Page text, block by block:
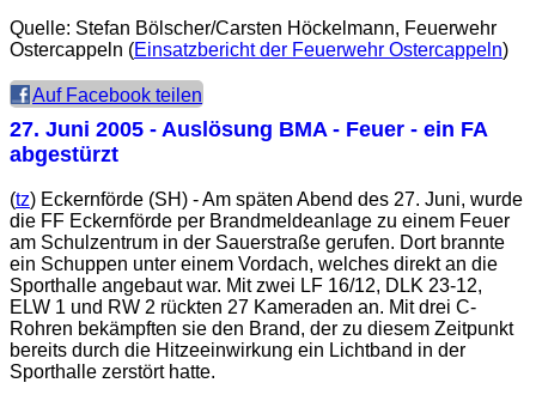
Quelle: Stefan Bölscher/Carsten Höckelmann, Feuerwehr
Ostercappeln (Einsatzbericht der Feuerwehr Ostercappeln)
Auf Facebook teilen
27. Juni 2005 - Auslösung BMA - Feuer - ein FA
abgestürzt
(tz) Eckernförde (SH) - Am späten Abend des 27. Juni, wurde
die FF Eckernförde per Brandmeldeanlage zu einem Feuer
am Schulzentrum in der Sauerstraße gerufen. Dort brannte
ein Schuppen unter einem Vordach, welches direkt an die
Sporthalle angebaut war. Mit zwei LF 16/12, DLK 23-12,
ELW 1 und RW 2 rückten 27 Kameraden an. Mit drei C-
Rohren bekämpften sie den Brand, der zu diesem Zeitpunkt
bereits durch die Hitzeeinwirkung ein Lichtband in der
Sporthalle zerstört hatte.